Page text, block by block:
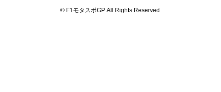
© F1モタスポGP. All Rights Reserved.